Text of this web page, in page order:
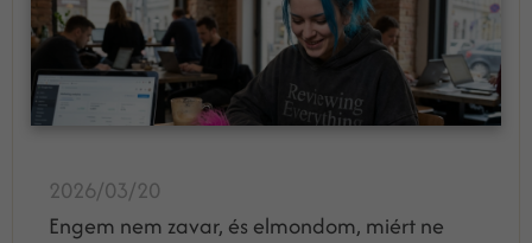
2026/03/20
Engem nem zavar, és elmondom, miért ne